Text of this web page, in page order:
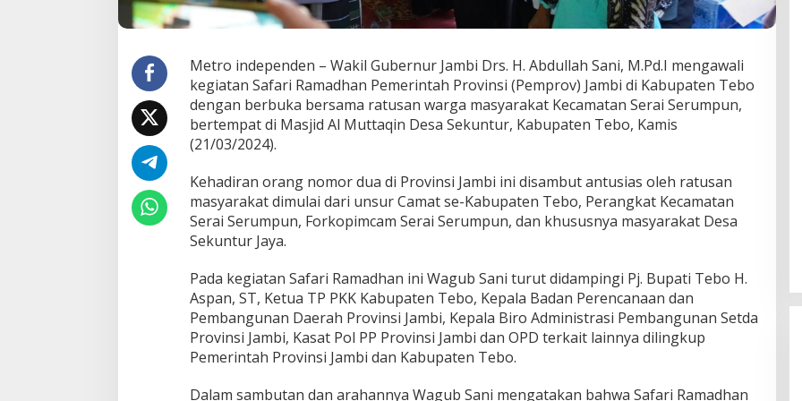
a
t
e
r
a
i
S
e
m
p
u
n
Metro independen – Wakil Gubernur Jambi Drs. H. Abdullah Sani, M.Pd.I mengawali
kegiatan Safari Ramadhan Pemerintah Provinsi (Pemprov) Jambi di Kabupaten Tebo
dengan berbuka bersama ratusan warga masyarakat Kecamatan Serai Serumpun,
bertempat di Masjid Al Muttaqin Desa Sekuntur, Kabupaten Tebo, Kamis
(21/03/2024).
Kehadiran orang nomor dua di Provinsi Jambi ini disambut antusias oleh ratusan
masyarakat dimulai dari unsur Camat se-Kabupaten Tebo, Perangkat Kecamatan
Serai Serumpun, Forkopimcam Serai Serumpun, dan khususnya masyarakat Desa
Sekuntur Jaya.
Pada kegiatan Safari Ramadhan ini Wagub Sani turut didampingi Pj. Bupati Tebo H.
Aspan, ST, Ketua TP PKK Kabupaten Tebo, Kepala Badan Perencanaan dan
Pembangunan Daerah Provinsi Jambi, Kepala Biro Administrasi Pembangunan Setda
Provinsi Jambi, Kasat Pol PP Provinsi Jambi dan OPD terkait lainnya dilingkup
Pemerintah Provinsi Jambi dan Kabupaten Tebo.
Dalam sambutan dan arahannya Wagub Sani mengatakan bahwa Safari Ramadhan